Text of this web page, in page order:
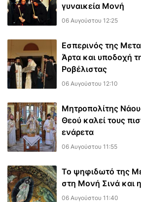
γυναικεία Μονή
06 Αυγούστου 12:25
Εσπερινός της
Άρτα και υποδοχή
Ροβέλιστας
06 Αυγούστου 12:10
Μητροπολίτης
Θεού καλεί τους
ενάρετα
06 Αυγούστου 11:55
Το ψηφιδωτό της
στη Μονή Σινά και
06 Αυγούστου 11:40